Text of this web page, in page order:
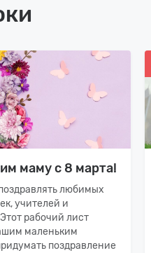
маму с 8 марта!
любимых
учителей и
рабочий лист
маленьким
поздравление